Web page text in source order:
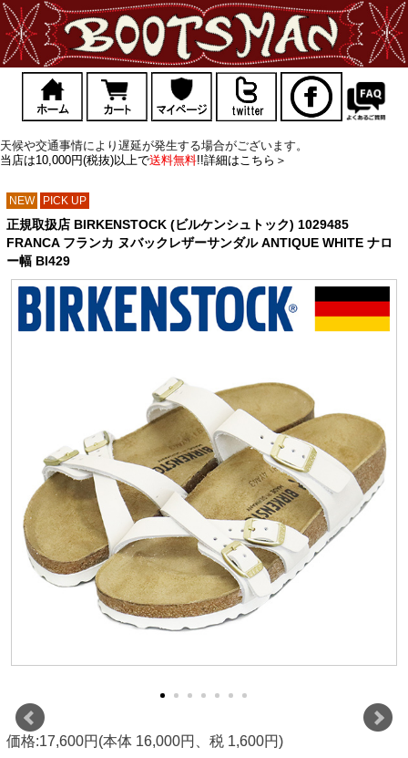
天候や交通事情により遅延が発生する場合がございます。
当店は10,000円(税抜)以上で送料無料!!詳細はこちら＞
NEW PICK UP
正規取扱店 BIRKENSTOCK (ビルケンシュトック) 1029485
FRANCA フランカ ヌバックレザーサンダル ANTIQUE WHITE ナロ
ー幅 BI429
価格:17,600円(本体 16,000円、税 1,600円)